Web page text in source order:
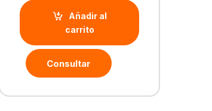
Añadir al
carrito
Consultar